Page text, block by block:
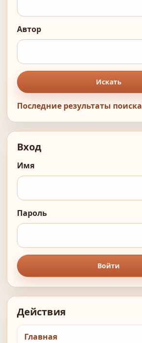
Автор
Искать
Последние результаты поиска
Вход
Имя
Пароль
Войти
Действия
Главная